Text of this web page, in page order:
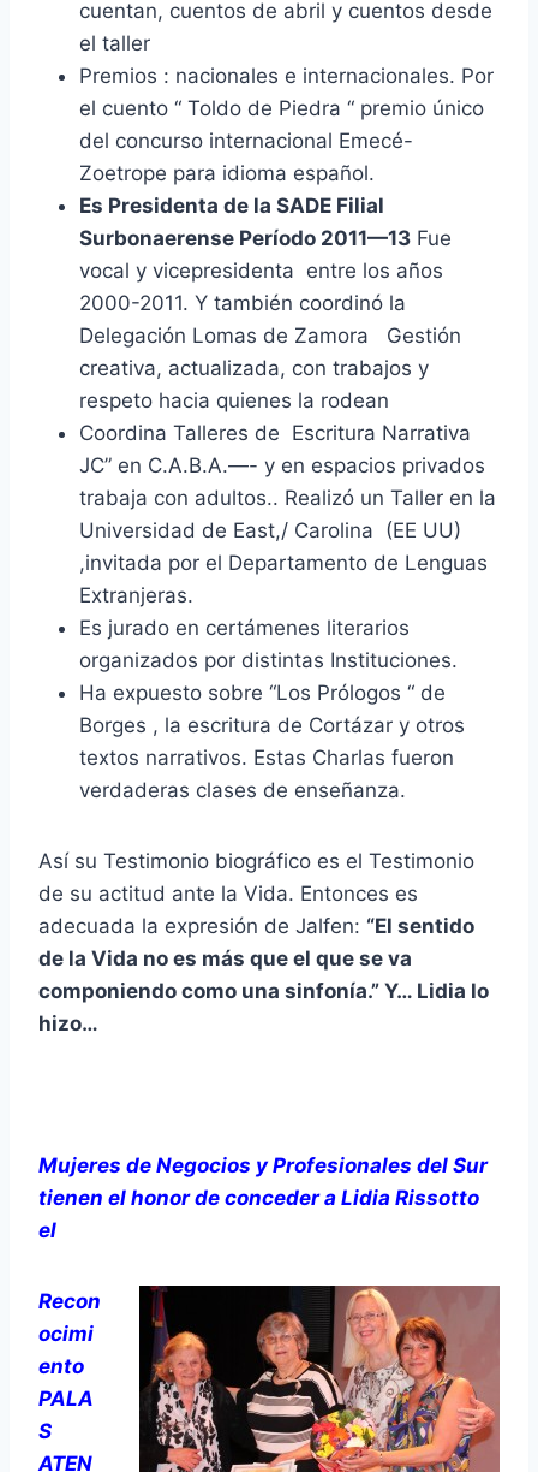
cuentan, cuentos de abril y cuentos desde
el taller
Premios : nacionales e internacionales. Por
el cuento “ Toldo de Piedra “ premio único
del concurso internacional Emecé-
Zoetrope para idioma español.
Es Presidenta de la SADE Filial
Surbonaerense Período 2011—13 Fue
vocal y vicepresidenta entre los años
2000-2011. Y también coordinó la
Delegación Lomas de Zamora Gestión
creativa, actualizada, con trabajos y
respeto hacia quienes la rodean
Coordina Talleres de Escritura Narrativa
JC” en C.A.B.A.—- y en espacios privados
trabaja con adultos.. Realizó un Taller en la
Universidad de East,/ Carolina (EE UU)
,invitada por el Departamento de Lenguas
Extranjeras.
Es jurado en certámenes literarios
organizados por distintas Instituciones.
Ha expuesto sobre “Los Prólogos “ de
Borges , la escritura de Cortázar y otros
textos narrativos. Estas Charlas fueron
verdaderas clases de enseñanza.
Así su Testimonio biográfico es el Testimonio
de su actitud ante la Vida. Entonces es
adecuada la expresión de Jalfen: “El sentido
de la Vida no es más que el que se va
componiendo como una sinfonía.” Y… Lidia lo
hizo…
Mujeres de Negocios y Profesionales del Sur
tienen el honor de conceder a Lidia Rissotto
el
Recon
ocimi
ento
PALA
S
ATEN